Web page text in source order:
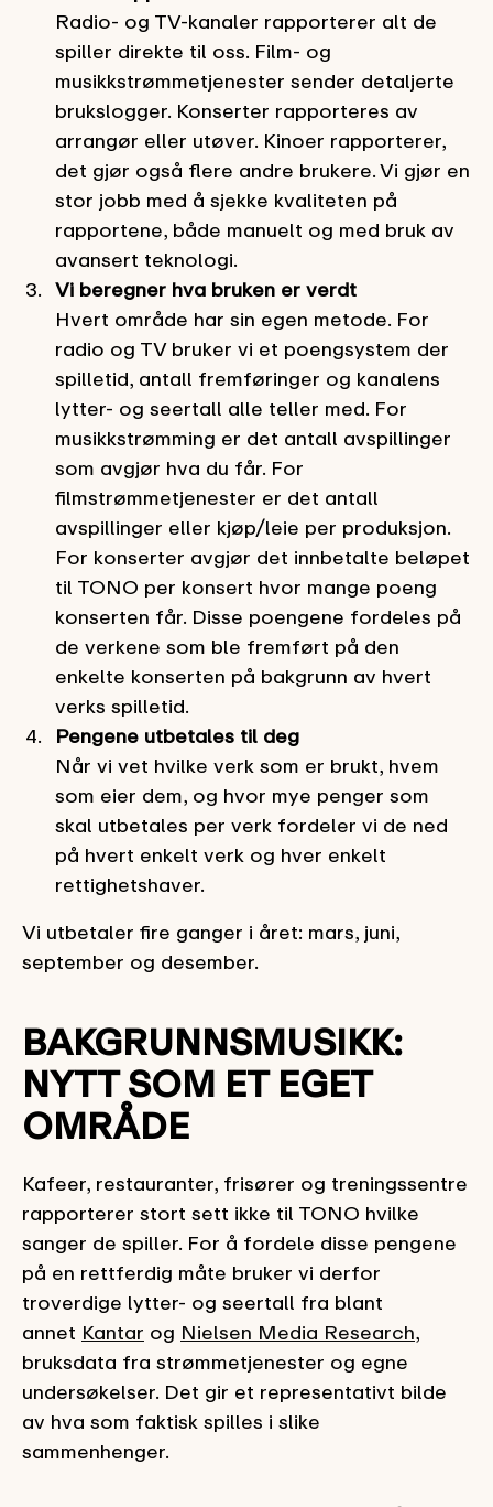
Radio- og TV-kanaler rapporterer alt de
spiller direkte til oss. Film- og
musikkstrømmetjenester sender detaljerte
brukslogger. Konserter rapporteres av
arrangør eller utøver. Kinoer rapporterer,
det gjør også flere andre brukere. Vi gjør en
stor jobb med å sjekke kvaliteten på
rapportene, både manuelt og med bruk av
avansert teknologi.
Vi beregner hva bruken er verdt
Hvert område har sin egen metode. For
radio og TV bruker vi et poengsystem der
spilletid, antall fremføringer og kanalens
lytter- og seertall alle teller med. For
musikkstrømming er det antall avspillinger
som avgjør hva du får. For
filmstrømmetjenester er det antall
avspillinger eller kjøp/leie per produksjon.
For konserter avgjør det innbetalte beløpet
til TONO per konsert hvor mange poeng
konserten får. Disse poengene fordeles på
de verkene som ble fremført på den
enkelte konserten på bakgrunn av hvert
verks spilletid.
Pengene utbetales til deg
Når vi vet hvilke verk som er brukt, hvem
som eier dem, og hvor mye penger som
skal utbetales per verk fordeler vi de ned
på hvert enkelt verk og hver enkelt
rettighetshaver.
Vi utbetaler fire ganger i året: mars, juni,
september og desember.
BAKGRUNNSMUSIKK:
NYTT SOM ET EGET
OMRÅDE
Kafeer, restauranter, frisører og treningssentre
rapporterer stort sett ikke til TONO hvilke
sanger de spiller. For å fordele disse pengene
på en rettferdig måte bruker vi derfor
troverdige lytter- og seertall fra blant
annet Kantar og Nielsen Media Research,
bruksdata fra strømmetjenester og egne
undersøkelser. Det gir et representativt bilde
av hva som faktisk spilles i slike
sammenhenger.